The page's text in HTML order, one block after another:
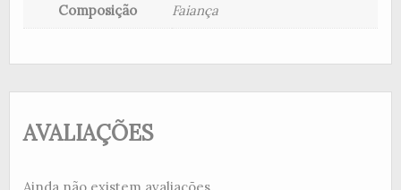
Composição Faiança
AVALIAÇÕES